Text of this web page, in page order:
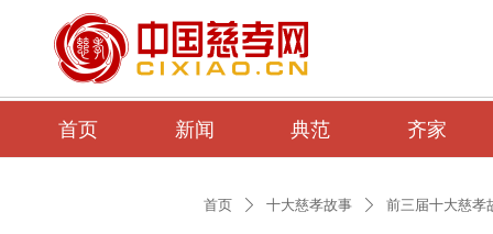
首页 新闻 典范 齐家
首页 ꄲ 十大慈孝故事 ꄲ 前三届十大慈孝